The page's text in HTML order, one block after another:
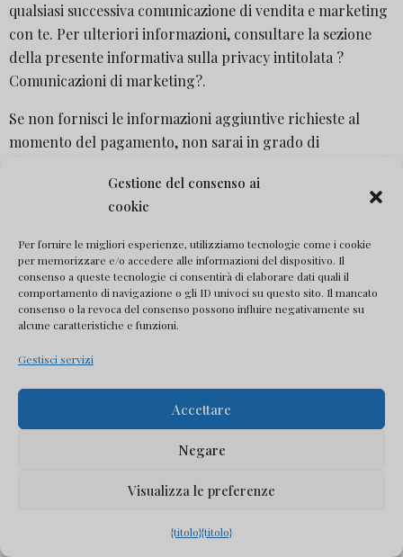
Gestione del consenso ai
cookie
Per fornire le migliori esperienze, utilizziamo tecnologie come i cookie
per memorizzare e/o accedere alle informazioni del dispositivo. Il
consenso a queste tecnologie ci consentirà di elaborare dati quali il
comportamento di navigazione o gli ID univoci su questo sito. Il mancato
consenso o la revoca del consenso possono influire negativamente su
alcune caratteristiche e funzioni.
Gestisci servizi
Accettare
Negare
Visualizza le preferenze
{titolo}{titolo}
qualsiasi successiva comunicazione di vendita e marketing
con te. Per ulteriori informazioni, consultare la sezione
della presente informativa sulla privacy intitolata ?
Comunicazioni di marketing?.
Se non fornisci le informazioni aggiuntive richieste al
momento del pagamento, non sarai in grado di
livello di informazioni per gestire adeguatamente il tuo
Base giuridica del trattamento:i nostri interessi legittimi
(articolo 6, paragrafo 1, lettera f), del regolamento
generale sulla protezione dei dati).
Interessi legittimi:La capacità di fornire un servizio
clienti adeguato e la gestione del tuo account cliente.
Elaborazione del pagamento
Dopo aver effettuato un ordine sul nostro sito Web, dovrai
effettuare il pagamento per i beni o servizi che hai
Stripe, un elaboratore di pagamenti di terze parti.
Il tuo pagamento verrà elaborato da PayPal, che